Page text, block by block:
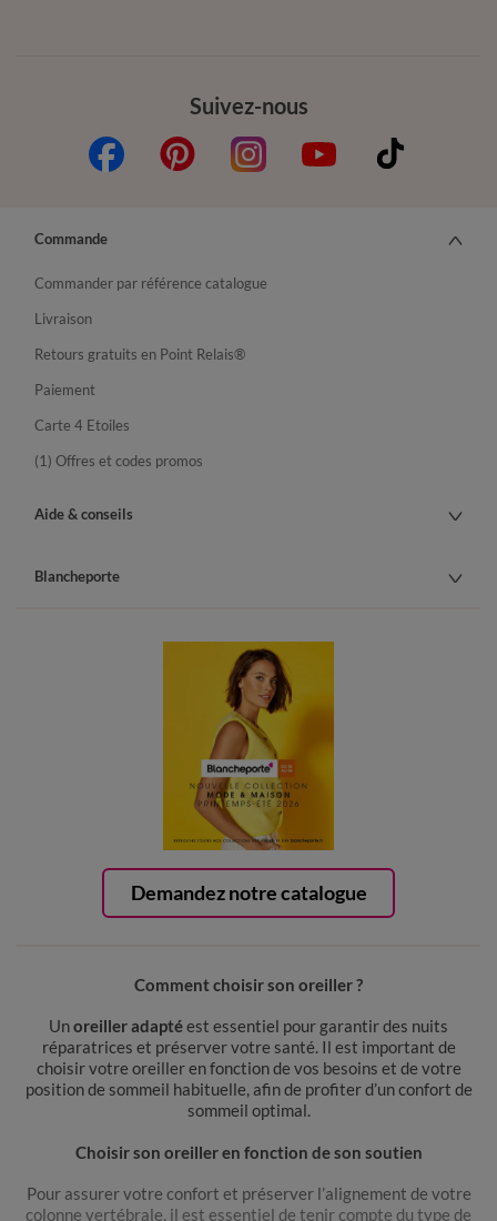
Suivez-nous
Demandez notre catalogue
Commande
Commander par référence catalogue
Livraison
Retours gratuits en Point Relais®
Paiement
Carte 4 Etoiles
(1) Offres et codes promos
Aide & conseils
Blancheporte
Comment choisir son oreiller ?
Unoreiller adaptéest essentiel pour garantir des nuits
réparatrices et préserver votre santé. Il est important de
choisir votre oreiller en fonction de vos besoins et de votre
position de sommeil habituelle, afin de profiter d’un confort de
sommeil optimal.
Choisir son oreiller en fonction de son soutien
Pour assurer votre confort et préserver l’alignement de votre
colonne vertébrale, il est essentiel de tenir compte du type de